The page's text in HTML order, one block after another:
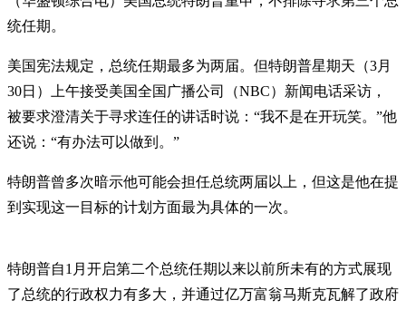
统任期。
美国宪法规定，总统任期最多为两届。但特朗普星期天（3月
30日）上午接受美国全国广播公司（NBC）新闻电话采访，
被要求澄清关于寻求连任的讲话时说：“我不是在开玩笑。”他
还说：“有办法可以做到。”
特朗普曾多次暗示他可能会担任总统两届以上，但这是他在提
到实现这一目标的计划方面最为具体的一次。
特朗普自1月开启第二个总统任期以来以前所未有的方式展现
了总统的行政权力有多大，并通过亿万富翁马斯克瓦解了政府